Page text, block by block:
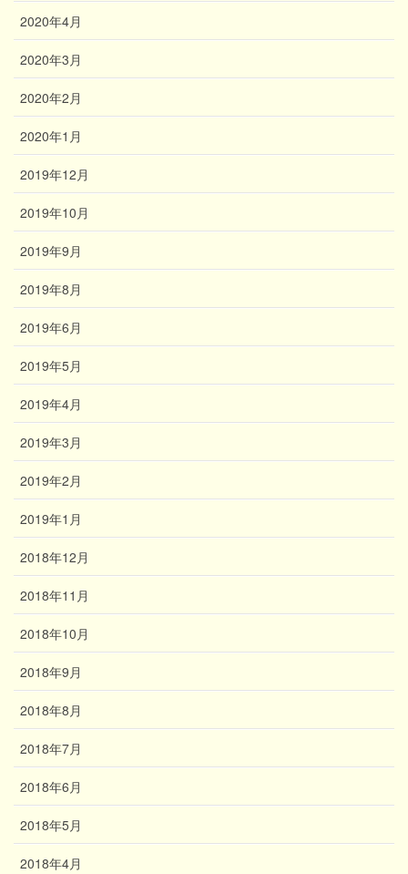
2020年4月
2020年3月
2020年2月
2020年1月
2019年12月
2019年10月
2019年9月
2019年8月
2019年6月
2019年5月
2019年4月
2019年3月
2019年2月
2019年1月
2018年12月
2018年11月
2018年10月
2018年9月
2018年8月
2018年7月
2018年6月
2018年5月
2018年4月